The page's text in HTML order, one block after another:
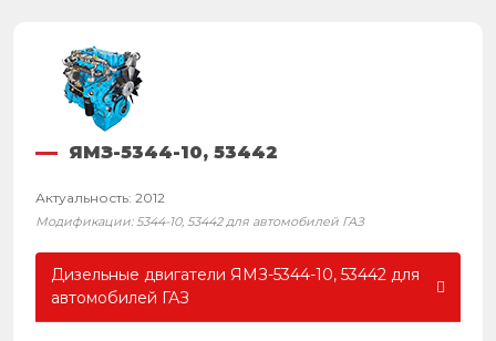
ЯМЗ-5344-10, 53442
Актуальность: 2012
Модификации: 5344-10, 53442 для автомобилей ГАЗ
Дизельные двигатели ЯМЗ-5344-10, 53442 для
автомобилей ГАЗ